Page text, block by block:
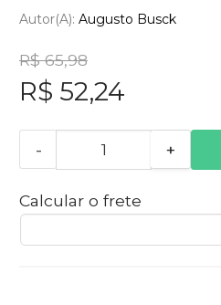
Autor(a): Augusto Busck
R$ 65,98
R$ 52,24
- +
Calcular o frete